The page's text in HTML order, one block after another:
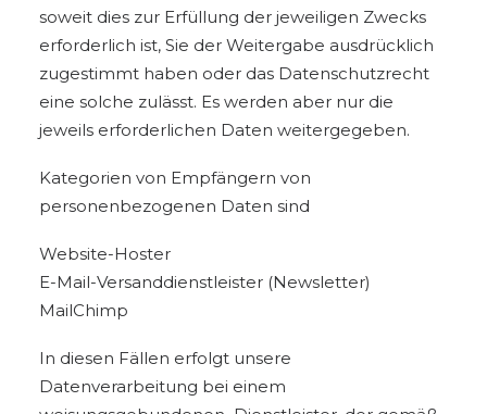
soweit dies zur Erfüllung der jeweiligen Zwecks
erforderlich ist, Sie der Weitergabe ausdrücklich
zugestimmt haben oder das Datenschutzrecht
eine solche zulässt. Es werden aber nur die
jeweils erforderlichen Daten weitergegeben.
Kategorien von Empfängern von
personenbezogenen Daten sind
Website-Hoster
E-Mail-Versanddienstleister (Newsletter)
MailChimp
In diesen Fällen erfolgt unsere
Datenverarbeitung bei einem